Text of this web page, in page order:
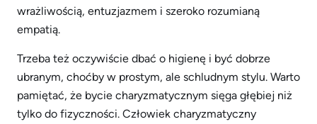
wrażliwością, entuzjazmem i szeroko rozumianą
empatią.
Trzeba też oczywiście dbać o higienę i być dobrze
ubranym, choćby w prostym, ale schludnym stylu. Warto
pamiętać, że bycie charyzmatycznym sięga głębiej niż
tylko do fizyczności. Człowiek charyzmatyczny